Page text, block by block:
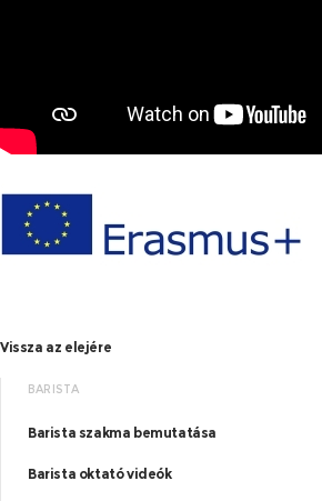
Vissza az elejére
BARISTA
Barista szakma bemutatása
Barista oktató videók